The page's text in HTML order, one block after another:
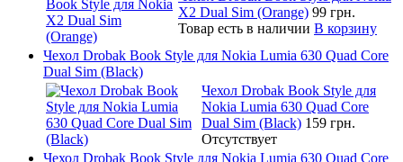
X2 Dual Sim (Orange) 99 грн.
Товар есть в наличии В корзину
Чехол Drobak Book Style для Nokia Lumia 630 Quad Core
Dual Sim (Black)
Чехол Drobak Book Style для
Nokia Lumia 630 Quad Core
Dual Sim (Black) 159 грн.
Отсутствует
Чехол Drobak Book Style для Nokia Lumia 630 Quad Core